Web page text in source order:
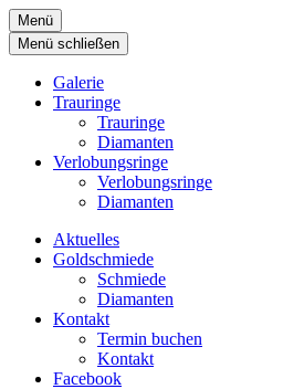
Menü
Menü schließen
Galerie
Trauringe
Trauringe
Diamanten
Verlobungsringe
Verlobungsringe
Diamanten
Aktuelles
Goldschmiede
Schmiede
Diamanten
Kontakt
Termin buchen
Kontakt
Facebook